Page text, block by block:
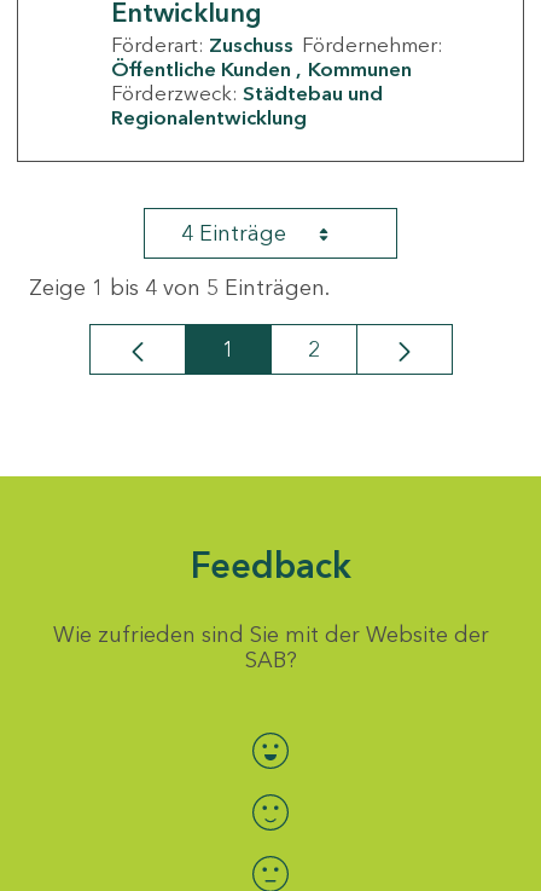
Entwicklung
Förderart: Zuschuss Fördernehmer:
Öffentliche Kunden
Kommunen
Förderzweck: Städtebau und
Regionalentwicklung
4 Einträge
Zeige 1 bis 4 von 5 Einträgen.
Seite
1 Seite
2
Feedback
Wie zufrieden sind Sie mit der Website der
SAB?
Bewertung auswählen